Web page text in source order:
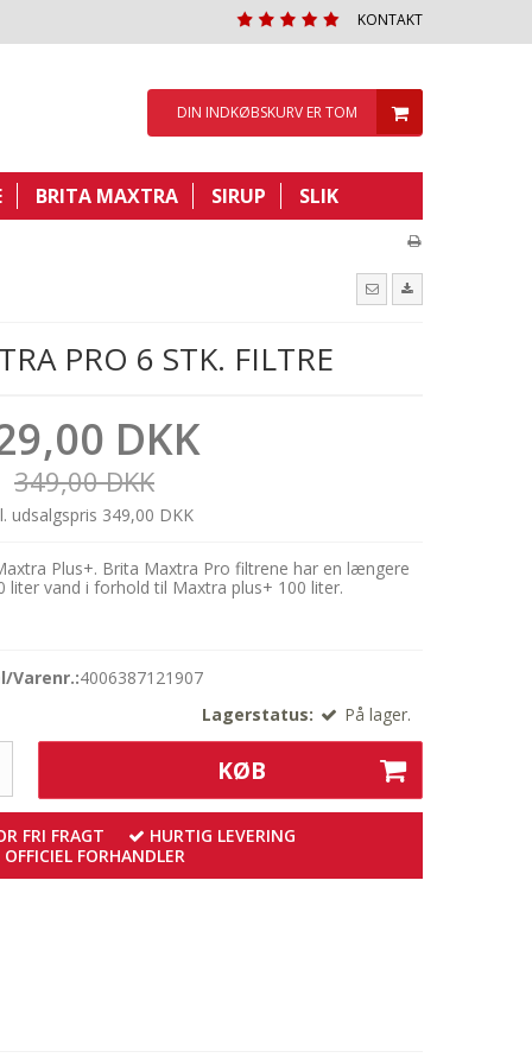
KONTAKT
DIN INDKØBSKURV ER TOM
BRITA MAXTRA SIRUP SLIK
PRO 6 STK. FILTRE
DKK
349,00 DKK
udsalgspris 349,00 DKK
Plus+. Brita Maxtra Pro filtrene har en længere
vand i forhold til Maxtra plus+ 100 liter.
Varenr.:4006387121907
Lagerstatus:
På lager.
KØB
FRI FRAGT
HURTIG LEVERING
OFFICIEL FORHANDLER